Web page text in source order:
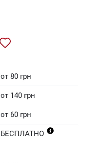
от 80 грн
от 140 грн
от 60 грн
БЕСПЛАТНО